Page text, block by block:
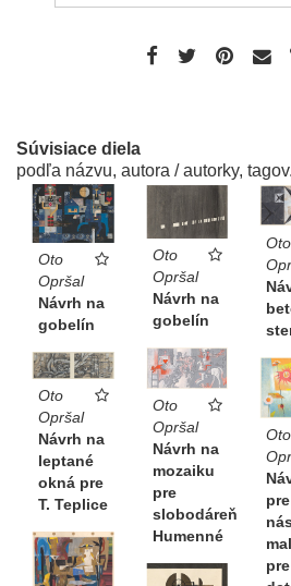
Súvisiace diela
podľa názvu, autora / autorky,
Oto
Opršal
Návrh na
gobelín
Oto
Opršal
Návrh na
gobelín
Oto
Oto
Opršal
Návrh na
mozaiku
pre
slobodáreň
Humenné
Oto
Opršal
Návrh na
leptané
okná pre
T. Teplice
Oto
pre
pre